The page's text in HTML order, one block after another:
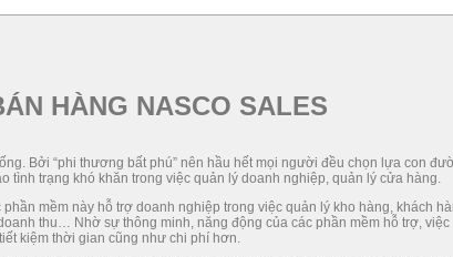
HÀNG NASCO SALES
Bởi “phi thương bất phú” nên hầu hết mọi người đều chọn lựa con
tình trạng khó khăn trong việc quản lý doanh nghiệp, quản lý cửa hàng.
mềm này hỗ trợ doanh nghiệp trong việc quản lý kho hàng, khách
thu… Nhờ sự thông minh, năng động của các phần mềm hỗ trợ, việc
kiệm thời gian cũng như chi phí hơn.